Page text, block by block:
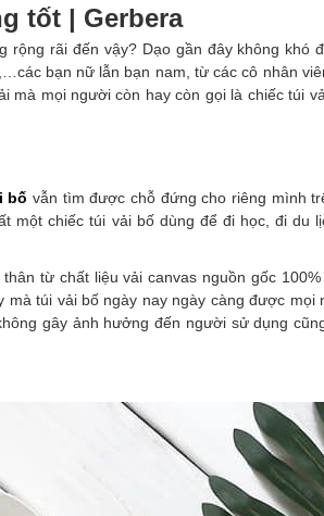
tốt | Gerbera
rãi đến vậy? Dạo gần đây không khó
bạn nữ lẫn bạn nam, từ các cô nhân
mà mọi người còn hay còn gọi là chiếc túi
bố vẫn tìm được chỗ đứng cho riêng mình
một chiếc túi vải bố dùng để đi học, đi du
từ chất liệu vải canvas nguồn gốc 100%
túi vải bố ngày nay ngày càng được mọi
gây ảnh hưởng đến người sử dụng